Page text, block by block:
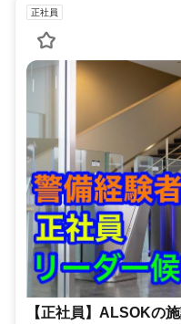
正社員
【正社員】ALSOKの